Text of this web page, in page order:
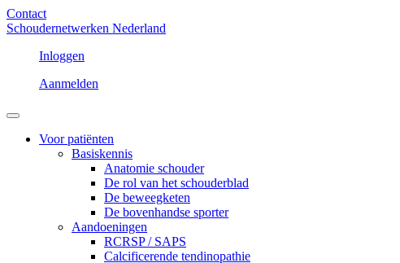
Contact
Schoudernetwerken Nederland
Inloggen
Aanmelden
Voor patiënten
Basiskennis
Anatomie schouder
De rol van het schouderblad
De beweegketen
De bovenhandse sporter
Aandoeningen
RCRSP / SAPS
Calcificerende tendinopathie